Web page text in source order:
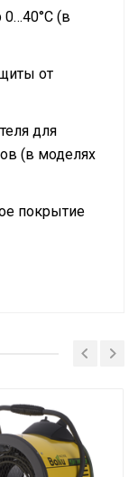
(в
от
для
(в моделях
покрытие